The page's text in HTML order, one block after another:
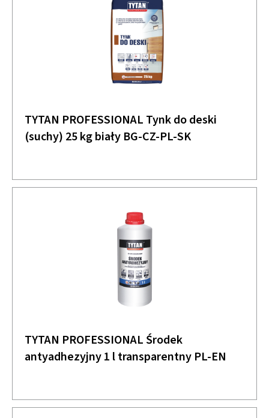
TYTAN PROFESSIONAL Tynk do deski
(suchy) 25 kg biały BG-CZ-PL-SK
TYTAN PROFESSIONAL Środek
antyadhezyjny 1 l transparentny PL-EN